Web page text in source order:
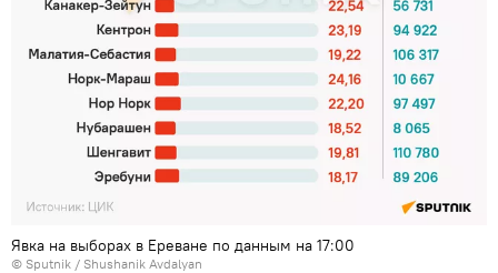
Явка на выборах в Ереване по данным на 17:00
© Sputnik / Shushanik Avdalyan